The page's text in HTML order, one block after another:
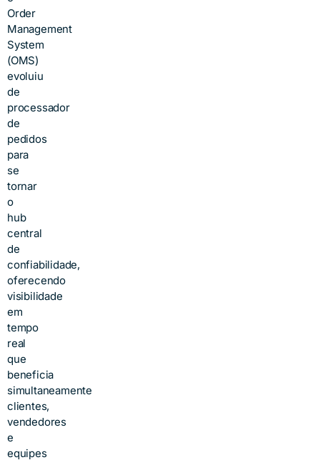
Order
Management
System
(OMS)
evoluiu
de
processador
de
pedidos
para
se
tornar
o
hub
central
de
confiabilidade,
oferecendo
visibilidade
em
tempo
real
que
beneficia
simultaneamente
clientes,
vendedores
e
equipes